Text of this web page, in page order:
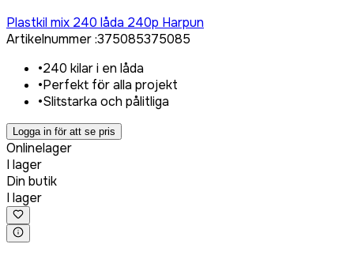
Plastkil mix 240 låda 240p Harpun
Artikelnummer:375085375085
•240 kilar i en låda
•Perfekt för alla projekt
•Slitstarka och pålitliga
Logga in för att se pris
Onlinelager
I lager
Din butik
I lager